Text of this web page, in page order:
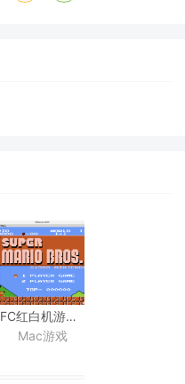
FC红白机游戏600合集
for
Mac游戏